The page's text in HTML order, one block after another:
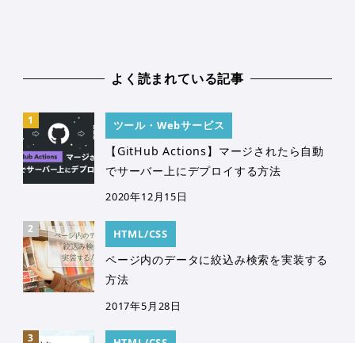
よく読まれている記事
ツール・Webサービス
【GitHub Actions】マージされたら自動
でサーバー上にデプロイする方法
2020年12月15日
HTML/CSS
ページ内のデータに絞込み検索を実装する
方法
2017年5月28日